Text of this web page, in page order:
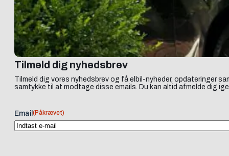
Tilmeld dig nyhedsbrev
Tilmeld dig vores nyhedsbrev og få elbil-nyheder, opdateringer
samtykke til at modtage disse emails. Du kan altid afmelde dig
Email (Påkrævet)